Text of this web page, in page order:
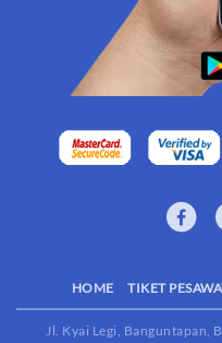
HOME TIKET
Jl. Kyai Legi, Banguntapan,